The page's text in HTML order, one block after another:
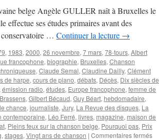
belge Angèle GULLER naît à Bruxelles le
effectue ses études primaires avant des
conservatoire … Continuer la lecture →
, 1983, 2000, 26 novembre, 7 mars, 78-tours, Albert
francophone, biographie, Bruxelles, Chanson
, Claude Semal, Claudine Dailly, Clément
de harpe, cours de piano, débats, Décès, Dix siècles de
émission radio, études, Europe francophone, femme de
, Gilbert Bécaud, Guy Béart, hebdomadaire,
chance, journaliste, Jury, La Revue des disques, La
contemporaine, Léo Ferré, livres, magazine, maison de
, Pleins feux sur la chanson belge, Pourquoi pas, Prix
, stages, Vingt ans de chanson | Commentaires ferméssur